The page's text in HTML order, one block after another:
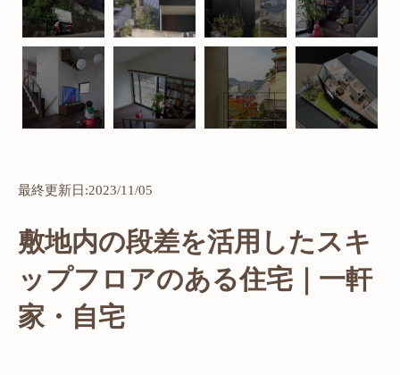
最終更新日:2023/11/05
敷地内の段差を活用したスキ
ップフロアのある住宅｜一軒
家・自宅